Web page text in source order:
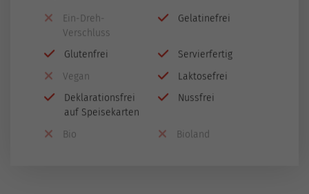
Ein-Dreh-
Verschluss
Gelatinefrei
Glutenfrei
Servierfertig
Vegan
Laktosefrei
Deklarationsfrei
auf Speisekarten
Nussfrei
Bio Bioland